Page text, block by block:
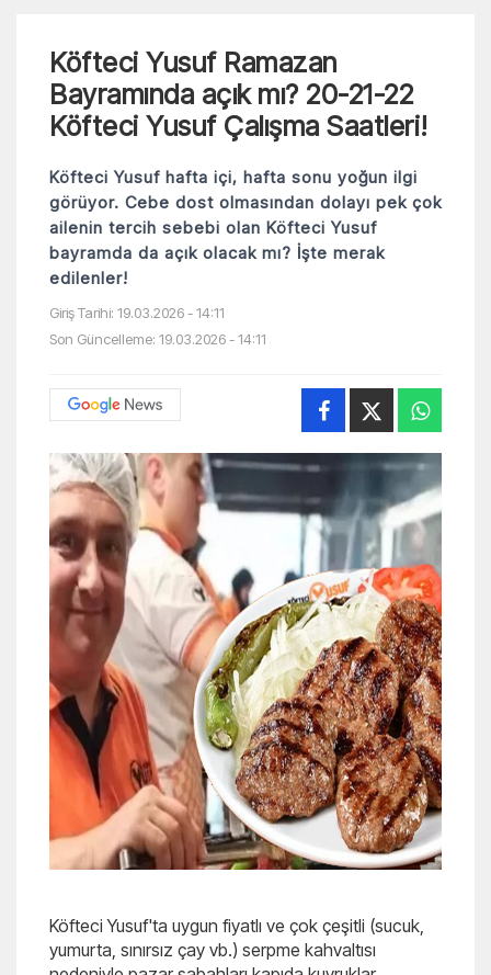
Köfteci Yusuf Ramazan
Bayramında açık mı? 20-21-22
Köfteci Yusuf Çalışma Saatleri!
Köfteci Yusuf hafta içi, hafta sonu yoğun ilgi
görüyor. Cebe dost olmasından dolayı pek çok
ailenin tercih sebebi olan Köfteci Yusuf
bayramda da açık olacak mı? İşte merak
edilenler!
Giriş Tarihi: 19.03.2026 - 14:11
Son Güncelleme: 19.03.2026 - 14:11
Köfteci Yusuf'ta uygun fiyatlı ve çok çeşitli (sucuk,
yumurta, sınırsız çay vb.) serpme kahvaltısı